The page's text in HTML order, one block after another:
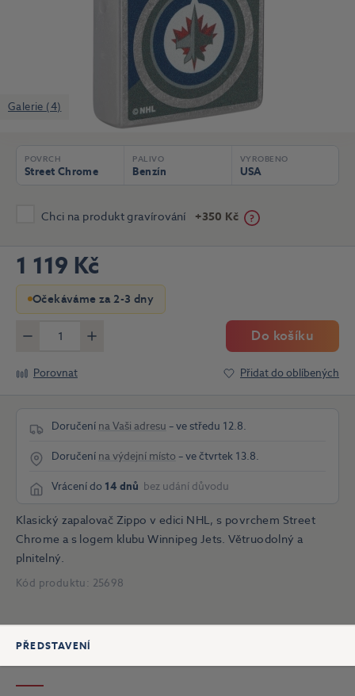
Galerie (4)
Klasický zapalovač Zippo v edici NHL, s povrchem Street
Chrome a s logem klubu Winnipeg Jets. Větruodolný a
plnitelný.
POVRCH
Street Chrome
PALIVO
Benzín
VYROBENO
USA
Kód produktu: 25698
Chci na produkt gravírování +350 Kč
1 119 Kč
Očekáváme za 2-3 dny
Více
Do košíku
Porovnat Přidat do oblíbených
Doručení na Vaši adresu – ve středu 12.8.
Doručení na výdejní místo – ve čtvrtek 13.8.
Vrácení do 14 dnů bez udání důvodu
PŘEDSTAVENÍ